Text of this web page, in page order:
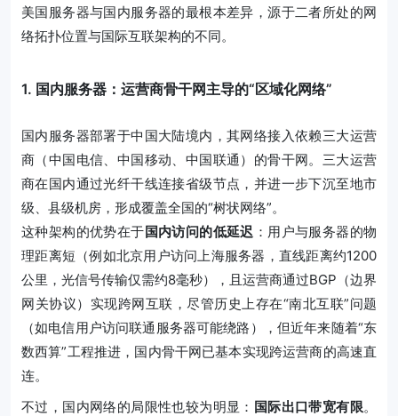
美国服务器与国内服务器的最根本差异，源于二者所处的网
络拓扑位置与国际互联架构的不同。
1. 国内服务器：运营商骨干网主导的“区域化网络”
国内服务器部署于中国大陆境内，其网络接入依赖三大运营
商（中国电信、中国移动、中国联通）的骨干网。三大运营
商在国内通过光纤干线连接省级节点，并进一步下沉至地市
级、县级机房，形成覆盖全国的“树状网络”。
这种架构的优势在于国内访问的低延迟 ：用户与服务器的物
理距离短（例如北京用户访问上海服务器，直线距离约1200
公里，光信号传输仅需约8毫秒），且运营商通过BGP（边界
网关协议）实现跨网互联，尽管历史上存在“南北互联”问题
（如电信用户访问联通服务器可能绕路），但近年来随着“东
数西算”工程推进，国内骨干网已基本实现跨运营商的高速直
连。
不过，国内网络的局限性也较为明显： 国际出口带宽有限。